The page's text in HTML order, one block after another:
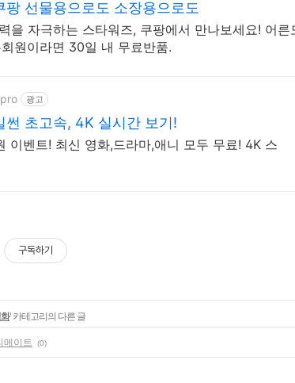
팡 선물용으로도 소장용으로도
을 자극하는 스타워즈, 쿠팡에서 만나보세요! 어른
원이라면 30일 내 무료반품.
광고
썬 초고속, 4K 실시간 보기!
이벤트! 최신 영화,드라마,애니 모두 무료! 4K 스
구독하기
' 카테고리의 다른 글
메이트 (0)